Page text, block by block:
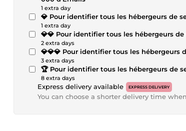
1 extra day
💎 Pour identifier tous les hébergeurs de
1 extra day
💎💎 Pour identifier tous les hébergeurs
2 extra days
💎💎💎 Pour identifier tous les
3 extra days
🏆 Pour identifier tous les hébergeurs de
8 extra days
Express delivery available EXPRESS DELIVERY
You can choose a shorter delivery time